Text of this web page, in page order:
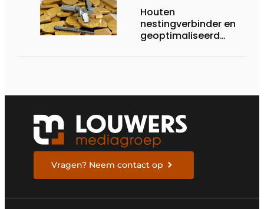
Houten
nestingverbinder en
geoptimaliseerd
Vragen? Neem contact op